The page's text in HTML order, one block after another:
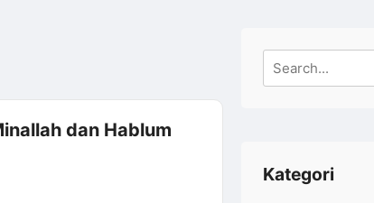
dan Hablum
Search
for:
Kategori